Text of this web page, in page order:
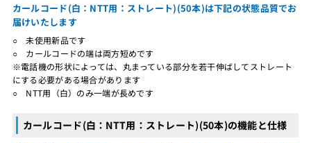
カールコード(白：NTT用：ストレート)(50本)は下記の状態品質でお
届けいたします
○ 未使用新品です
○ カールコードの端は両方短めです
※電話機の形状によっては、丸まっている部分を若干伸ばしてストレート
にする必要がある場合があります
○ NTT用（白）のみ一端が長めです
カールコード(白：NTT用：ストレート)(50本)の機能と仕様